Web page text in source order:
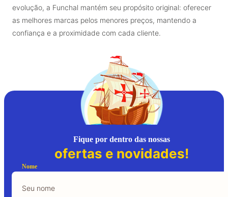
evolução, a Funchal mantém seu propósito original: oferecer
as melhores marcas pelos menores preços, mantendo a
confiança e a proximidade com cada cliente.
Fique por dentro das nossas
ofertas e novidades!
Nome